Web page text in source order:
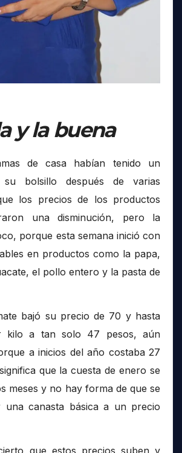
y la buena
de casa habían tenido un
bolsillo después de varias
los precios de los productos
una disminución, pero la
porque esta semana inició con
en productos como la papa,
el pollo entero y la pasta de
bajó su precio de 70 y hasta
kilo a tan solo 47 pesos, aún
a inicios del año costaba 27
que la cuesta de enero se
meses y no hay forma de que se
una canasta básica a un precio
que estos precios suben y